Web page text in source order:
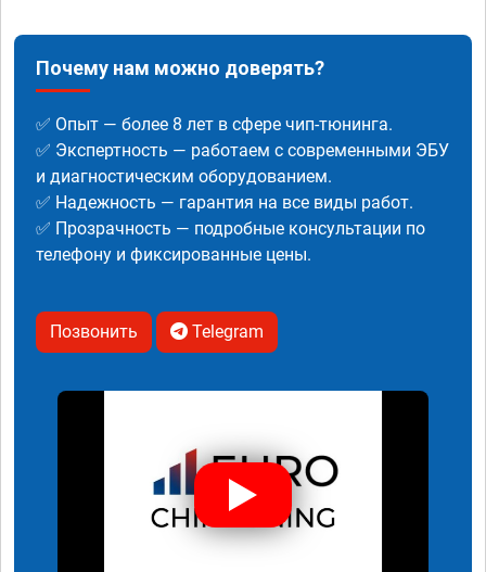
Почему нам можно доверять?
✅ Опыт — более 8 лет в сфере чип-тюнинга.
✅ Экспертность — работаем с современными ЭБУ
и диагностическим оборудованием.
✅ Надежность — гарантия на все виды работ.
✅ Прозрачность — подробные консультации по
телефону и фиксированные цены.
Позвонить Telegram